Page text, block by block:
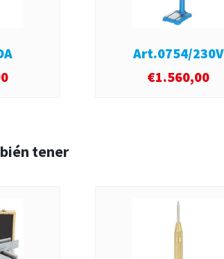
Art.0754/230V
€1.560,00
tener